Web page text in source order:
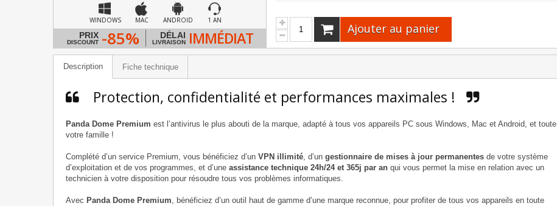
WINDOWS MAC ANDROID 1 AN
PRIX
DISCOUNT -85% DÉLAI
LIVRAISON IMMÉDIAT Ajouter au panier
Description Fiche technique
Protection, confidentialité et performances maximales !
Panda Dome Premium est l’antivirus le plus abouti de la marque, adapté à tous vos appareils PC sous Windows, Mac et Android, et toute
votre famille !
Complété d’un service Premium, vous bénéficiez d’un VPN illimité, d’un gestionnaire de mises à jour permanentes de votre système
d’exploitation et de vos programmes, et d’une assistance technique 24h/24 et 365j par an qui vous permet la mise en relation avec un
technicien à votre disposition pour résoudre tous vos problèmes informatiques.
Avec Panda Dome Premium, bénéficiez d’un outil haut de gamme d’une marque reconnue, pour profiter de tous vos appareils en toute